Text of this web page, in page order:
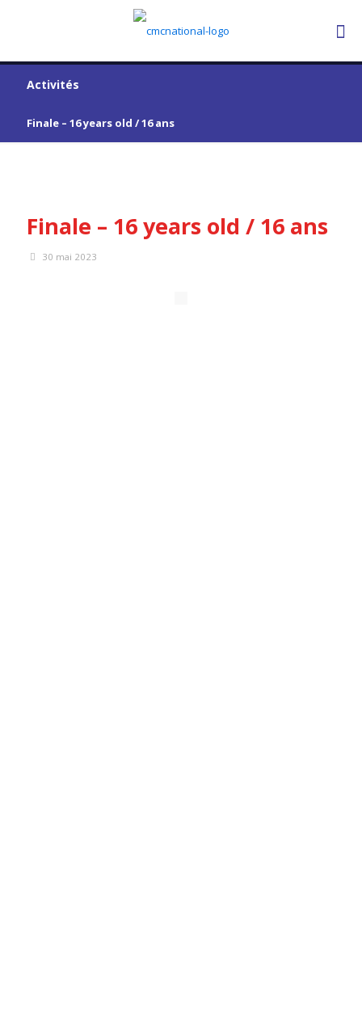
Activités
Finale – 16 years old / 16 ans
Finale – 16 years old / 16 ans
30 mai 2023